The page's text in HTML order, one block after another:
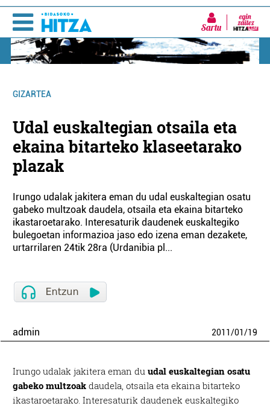
Sartu
GIZARTEA
Udal euskaltegian otsaila eta
ekaina bitarteko klaseetarako
plazak
Irungo udalak jakitera eman du udal euskaltegian osatu
gabeko multzoak daudela, otsaila eta ekaina bitarteko
ikastaroetarako. Interesaturik daudenek euskaltegiko
bulegoetan informazioa jaso edo izena eman dezakete,
urtarrilaren 24tik 28ra (Urdanibia pl...
admin 2011/01/19
Irungo udalak jakitera eman duudal euskaltegian osatu
gabeko multzoak daudela, otsaila eta ekaina bitarteko
ikastaroetarako. Interesaturik daudenek euskaltegiko